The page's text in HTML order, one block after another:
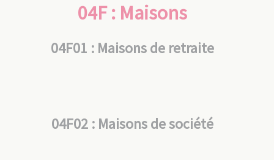
04F : Maisons
04F01 : Maisons de retraite
04F02 : Maisons de société